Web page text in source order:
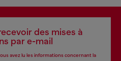
des mises à
par e-mail
avez lu les informations concernant la